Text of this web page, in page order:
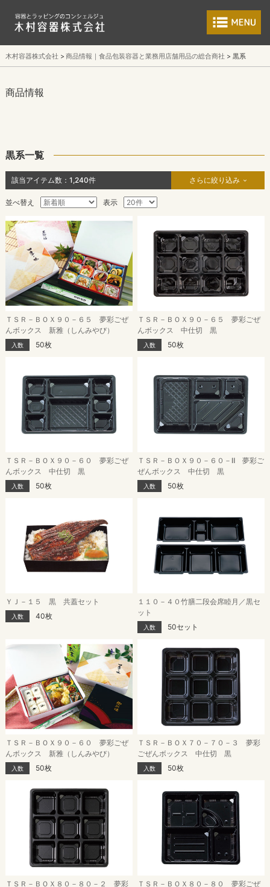
食品包装容器と
木村容器株式会社 商品情報｜食品包装容器と業務用店舗用品の総合商社 黒系
商品情報
黒系一覧
該当アイテム数： 1,240件 さらに絞り込み
並べ替え 表示
ＴＳＲ－ＢＯＸ９０－６５ 夢彩ごぜ
んボックス 新雅（しんみやび）
入数 50枚
ＴＳＲ－ＢＯＸ９０－６５ 夢彩ごぜ
んボックス 中仕切 黒
入数 50枚
ＴＳＲ－ＢＯＸ９０－６０ 夢彩ごぜ
んボックス 中仕切 黒
入数 50枚
ＴＳＲ－ＢＯＸ９０－６０－Ⅱ 夢彩ご
ぜんボックス 中仕切 黒
入数 50枚
ＹＪ－１５ 黒 共蓋セット
入数 40枚
１１０－４０竹膳二段会席睦月／黒セ
ット
入数 50セット
ＴＳＲ－ＢＯＸ９０－６０ 夢彩ごぜ
んボックス 新雅（しんみやび）
入数 50枚
ＴＳＲ－ＢＯＸ７０－７０－３ 夢彩
ごぜんボックス 中仕切 黒
入数 50枚
ＴＳＲ－ＢＯＸ８０－８０－２ 夢彩
ＴＳＲ－ＢＯＸ８０－８０ 夢彩ごぜ